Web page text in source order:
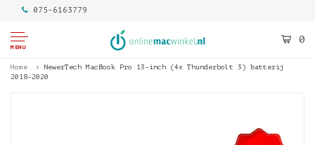
075-6163779
MENU
0
Home
NewerTech MacBook Pro 13-inch (4x Thunderbolt 3) batterij
2018-2020